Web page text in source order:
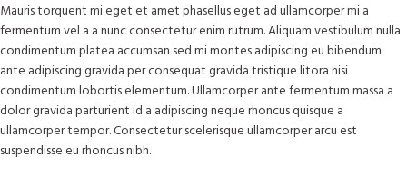
Mauris torquent mi eget et amet phasellus eget ad ullamcorper mi a
fermentum vel a a nunc consectetur enim rutrum. Aliquam vestibulum nulla
condimentum platea accumsan sed mi montes adipiscing eu bibendum
ante adipiscing gravida per consequat gravida tristique litora nisi
condimentum lobortis elementum. Ullamcorper ante fermentum massa a
dolor gravida parturient id a adipiscing neque rhoncus quisque a
ullamcorper tempor. Consectetur scelerisque ullamcorper arcu est
suspendisse eu rhoncus nibh.